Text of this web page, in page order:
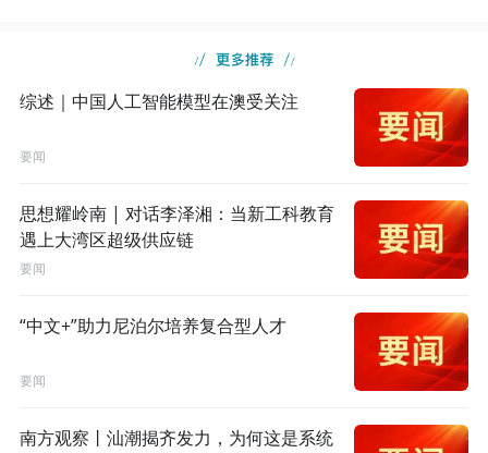
综述｜中国人工智能模型在澳受关注
要闻
思想耀岭南 | 对话李泽湘：当新工科教育
遇上大湾区超级供应链
要闻
“中文+”助力尼泊尔培养复合型人才
要闻
南方观察丨汕潮揭齐发力，为何这是系统